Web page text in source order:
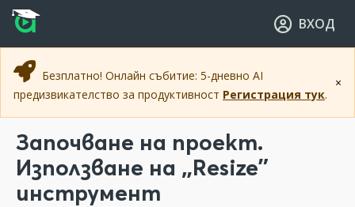
Прескочи към основното съдържание
Прескочи към навигацията
ВХОД
×
Безплатно! Онлайн събитие: 5-дневно AI
предизвикателство за продуктивност Регистрация тук.
Започване на проект.
Използване на „Resize”
инструмент